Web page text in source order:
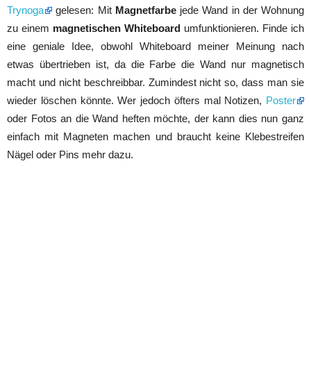
Trynoga
gelesen: Mit Magnetfarbejede Wand in der Wohnung
zu einem magnetischen Whiteboard umfunktionieren. Finde ich
eine geniale Idee, obwohl Whiteboard meiner Meinung nach
etwas übertrieben ist, da die Farbe die Wand nur magnetisch
macht und nicht beschreibbar. Zumindest nicht so, dass man sie
wieder löschen könnte. Wer jedoch öfters mal Notizen, Poster
oder Fotos an die Wand heften möchte, der kann dies nun ganz
einfach mit Magneten machen und braucht keine Klebestreifen
Nägel oder Pins mehr dazu.